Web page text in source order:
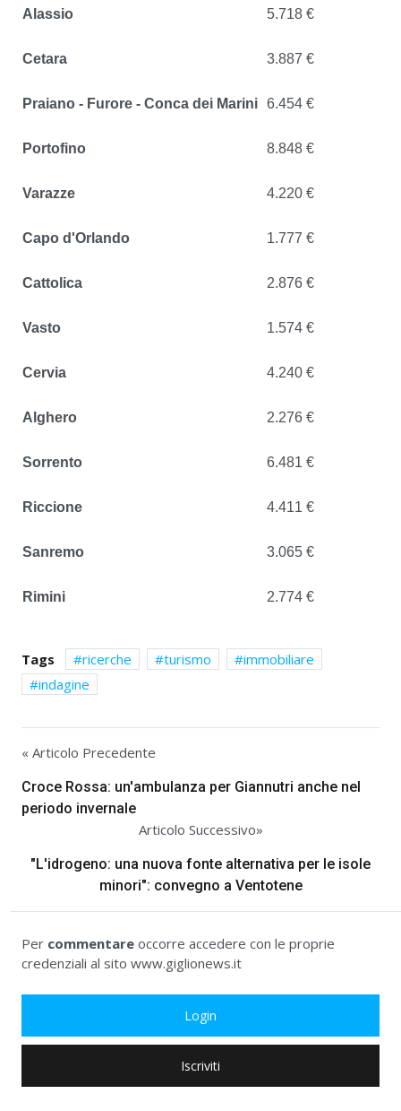
Alassio 5.718 €
Cetara 3.887 €
Praiano - Furore - Conca dei Marini 6.454 €
Portofino 8.848 €
Varazze 4.220 €
Capo d'Orlando 1.777 €
Cattolica 2.876 €
Vasto 1.574 €
Cervia 4.240 €
Alghero 2.276 €
Sorrento 6.481 €
Riccione 4.411 €
Sanremo 3.065 €
Rimini 2.774 €
Tags ricerche turismo
immobiliare
indagine
« Articolo Precedente
Croce Rossa: un'ambulanza per Giannutri anche nel
periodo invernale
Articolo Successivo»
"L'idrogeno: una nuova fonte alternativa per le isole
minori": convegno a Ventotene
Per commentare occorre accedere con le proprie
credenziali al sito www.giglionews.it
Login
Iscriviti